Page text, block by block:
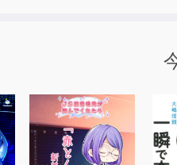
・ラテ・ド・リップ)：竹井
倉 歩